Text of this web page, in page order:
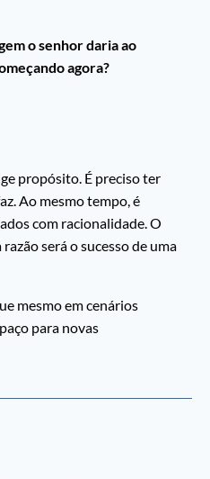
o senhor daria ao
agora?
propósito. É preciso ter
Ao mesmo tempo, é
com racionalidade. O
será o sucesso de uma
mesmo em cenários
para novas